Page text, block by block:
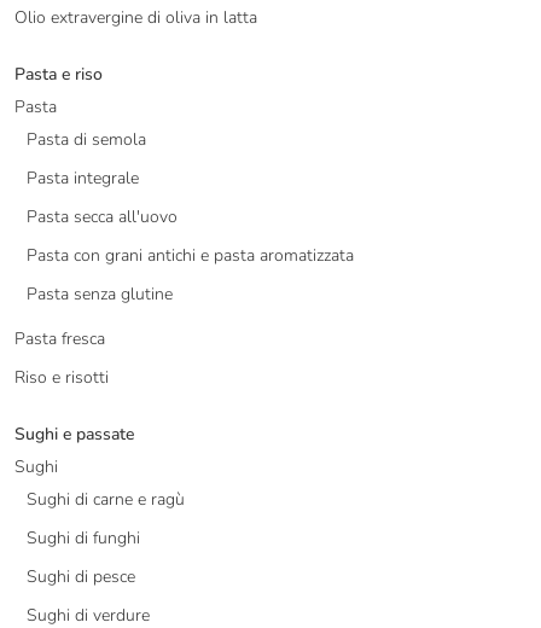
Olio extravergine di oliva in latta
Pasta e riso
Pasta
Pasta di semola
Pasta integrale
Pasta secca all'uovo
Pasta con grani antichi e pasta aromatizzata
Pasta senza glutine
Pasta fresca
Riso e risotti
Sughi e passate
Sughi
Sughi di carne e ragù
Sughi di funghi
Sughi di pesce
Sughi di verdure